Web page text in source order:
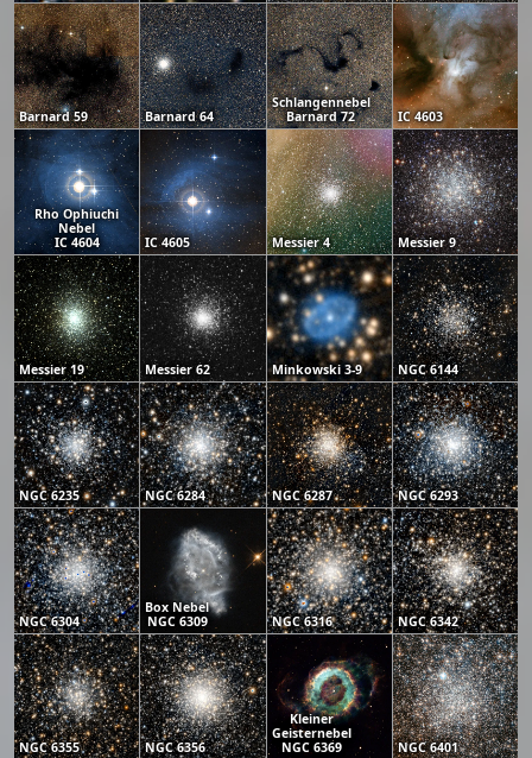
Barnard 59 Barnard 64
Schlangennebel
Barnard 72
IC 4603
Rho Ophiuchi
Nebel
IC 4604
IC 4605 Messier 4 Messier 9
Messier 19 Messier 62 Minkowski 3-9 NGC 6144
NGC 6235 NGC 6284 NGC 6287 NGC 6293
NGC 6304
Box Nebel
NGC 6309
NGC 6316 NGC 6342
NGC 6355 NGC 6356
Kleiner
Geisternebel
NGC 6369
NGC 6401